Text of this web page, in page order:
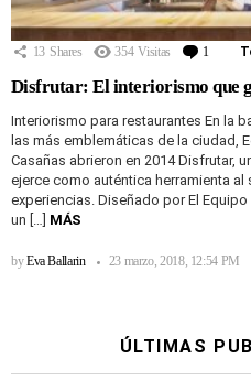
13 Shares 354 Visitas 1
Disfrutar: El interiorismo que
Interiorismo para restaurantes En la
las más emblemáticas de la ciudad,
Casañas abrieron en 2014 Disfrutar,
ejerce como auténtica herramienta
experiencias. Diseñado por El
un […] MÁS
byEva Ballarin 23 marzo, 2018, 12:54 PM
ÚLTIMAS